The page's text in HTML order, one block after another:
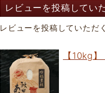
レビューを投稿してい
レビューを投稿していただ
【10kg